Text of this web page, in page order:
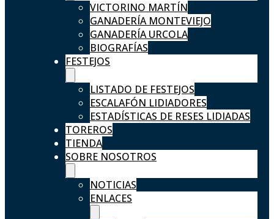
VICTORINO MARTÍN
GANADERÍA MONTEVIEJO
GANADERÍA URCOLA
BIOGRAFÍAS
FESTEJOS
LISTADO DE FESTEJOS
ESCALAFÓN LIDIADORES
ESTADÍSTICAS DE RESES LIDIADAS
TOREROS
TIENDA
SOBRE NOSOTROS
NOTICIAS
ENLACES